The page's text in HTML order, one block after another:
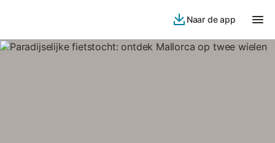
Naar de app